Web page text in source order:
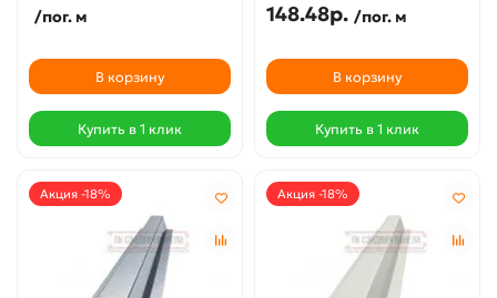
/пог. м
В корзину
Купить в 1 клик
148.48р. /пог. м
В корзину
Купить в 1 клик
Акция -18% Акция -18%